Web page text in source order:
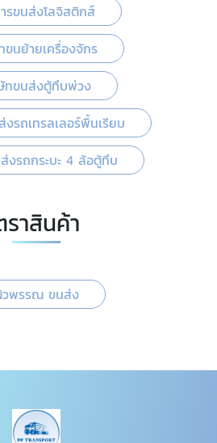
รขนส่งโลจิสติกส์
ขนย้ายเครื่องจักร
ทขนส่งตู้ทึบพ่วง
งรถเทรลเลอร์พื้นเรียบ
งรถกระบะ 4 ล้อตู้ทึบ
ราสินค้า
พรรณ ขนส่ง